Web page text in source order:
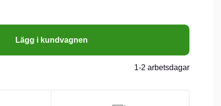
Lägg i kundvagnen
1-2 arbetsdagar